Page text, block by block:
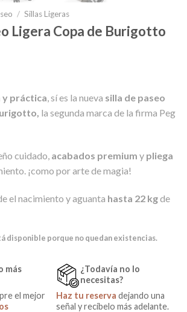
/ Sillas Ligeras
Ligera Copa de Burigotto
y práctica, sí es la nueva silla de paseo
la segunda marca de la firma Peg
cuidado, acabados premium y pliega
¡como por arte de magia!
el nacimiento y aguanta hasta 22 kgde
disponible porque no quedan existencias.
más
el mejor
¿Todavía no lo
necesitas?
Haz tu reserva dejando una
señal y recíbelo más adelante.